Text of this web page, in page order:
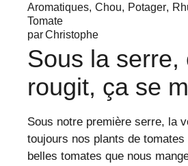
Aromatiques Chou Potager
Tomate
parChristophe
Sous la serre,
rougit, ça se
Sous notre première serre, la
toujours nos plants de
belles tomates que nous